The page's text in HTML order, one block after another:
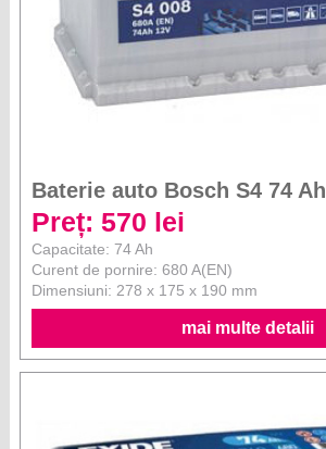
Baterie auto Bosch S4 74 Ah
Preț: 570 lei
Capacitate: 74 Ah
Curent de pornire: 680 A(EN)
Dimensiuni: 278 x 175 x 190 mm
mai multe detalii